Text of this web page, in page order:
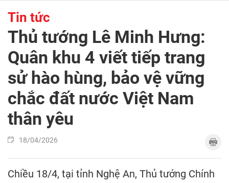
Tin tức
Thủ tướng Lê Minh Hưng:
Quân khu 4 viết tiếp trang
sử hào hùng, bảo vệ vững
chắc đất nước Việt Nam
thân yêu
18/04/2026
Chiều 18/4, tại tỉnh Nghệ An, Thủ tướng Chính